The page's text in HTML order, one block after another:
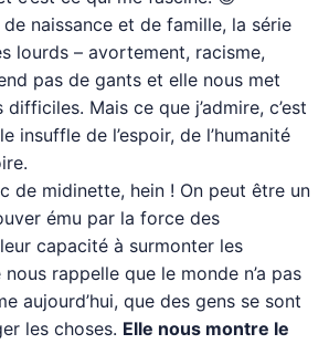
naissance et de famille, la série
lourds – avortement, racisme,
pas de gants et elle nous met
Mais ce que j’admire, c’est
insuffle de l’espoir, de l’humanité
de midinette, hein ! On peut être un
ému par la force des
capacité à surmonter les
rappelle que le monde n’a pas
aujourd’hui, que des gens se sont
les choses. Elle nous montre le